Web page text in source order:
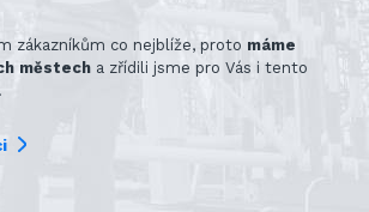
zákazníkům co nejblíže, proto máme
městech a zřídili jsme pro Vás i tento